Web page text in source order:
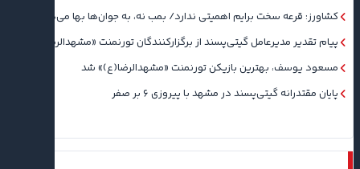
کشاورز: قرعه سخت برایم اهمیتی ندارد/ بمب نه، به جوان‌ها بها می‌دهم
پیام تقدیر مدیرعامل گیتی‌پسند از برگزارکنندگان تورنمنت «مشهدالرضا(ع)»
مسعود یوسف، بهترین بازیکن تورنمنت «مشهدالرضا(ع)» شد
پایان مقتدرانه گیتی‌پسند در مشهد با پیروزی ۶ بر صفر